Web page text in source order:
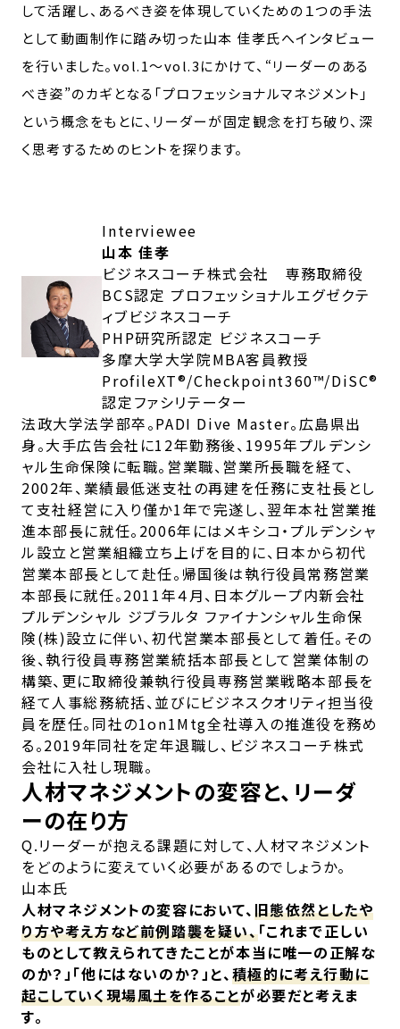
して活躍し、あるべき姿を体現していくための１つの手法
として動画制作に踏み切った山本 佳孝氏へインタビュー
を行いました。vol.1～vol.3にかけて、“リーダーのある
べき姿”のカギとなる「プロフェッショナルマネジメント」
という概念をもとに、リーダーが固定観念を打ち破り、深
く思考するためのヒントを探ります。
Interviewee
山本 佳孝
ビジネスコーチ株式会社 専務取締役
BCS認定 プロフェッショナルエグゼクテ
ィブビジネスコーチ
PHP研究所認定 ビジネスコーチ
多摩大学大学院MBA客員教授
ProfileXT®/Checkpoint360™/DiSC®
認定ファシリテーター
法政大学法学部卒。PADI Dive Master。広島県出
身。大手広告会社に12年勤務後、1995年プルデンシ
ャル生命保険に転職。営業職、営業所長職を経て、
2002年、業績最低迷支社の再建を任務に支社長とし
て支社経営に入り僅か1年で完遂し、翌年本社営業推
進本部長に就任。2006年にはメキシコ・プルデンシャ
ル設立と営業組織立ち上げを目的に、日本から初代
営業本部長として赴任。帰国後は執行役員常務営業
本部長に就任。2011年４月、日本グループ内新会社
プルデンシャル ジブラルタ ファイナンシャル生命保
険(株)設立に伴い、初代営業本部長として着任。その
後、執行役員専務営業統括本部長として営業体制の
構築、更に取締役兼執行役員専務営業戦略本部長を
経て人事総務統括、並びにビジネスクオリティ担当役
員を歴任。同社の1on1Mtg全社導入の推進役を務め
る。2019年同社を定年退職し、ビジネスコーチ株式
会社に入社し現職。
人材マネジメントの変容と、リーダ
ーの在り方
Q.リーダーが抱える課題に対して、人材マネジメント
をどのように変えていく必要があるのでしょうか。
山本氏
人材マネジメントの変容において、旧態依然としたや
り方や考え方など前例踏襲を疑い、「これまで正しい
ものとして教えられてきたことが本当に唯一の正解な
のか？」「他にはないのか？」と、積極的に考え行動に
起こしていく現場風土を作ることが必要だと考えま
す。